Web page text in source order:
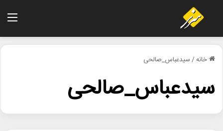
خانه/سیدعباس_صالحی
سیدعباس_صالحی